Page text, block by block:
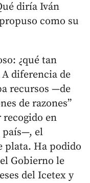
diría Iván
como su
¿qué tan
diferencia de
recursos —de
de razones”
en
país—, el
plata. Ha podido
Gobierno le
del Icetex y